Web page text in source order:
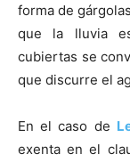
forma de
que la lluvia
cubiertas se
que discurre el
En el caso de
exenta en el